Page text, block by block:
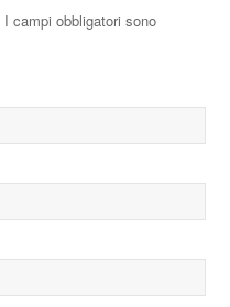
I campi obbligatori sono